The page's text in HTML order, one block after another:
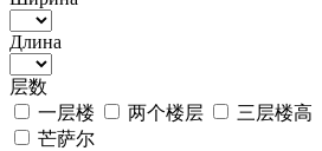
Длина
层数
一层楼
两个楼层
三层楼高
芒萨尔